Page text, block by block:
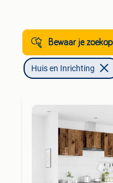
Bewaar je
Huis en Inrichting